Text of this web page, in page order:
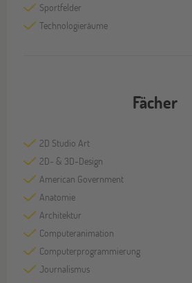
Sportfelder
Technologieräume
Fächer
2D Studio Art
2D- & 3D-Design
American Government
Anatomie
Architektur
Computeranimation
Computerprogrammierung
Journalismus